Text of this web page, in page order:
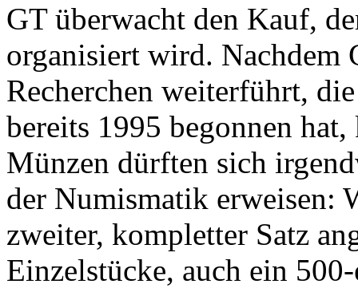
GT überwacht den Kauf,
organisiert wird. Nachdem
Recherchen weiterführt,
bereits 1995 begonnen
Münzen dürften sich
der Numismatik erweisen:
zweiter, kompletter Satz
Einzelstücke, auch ein